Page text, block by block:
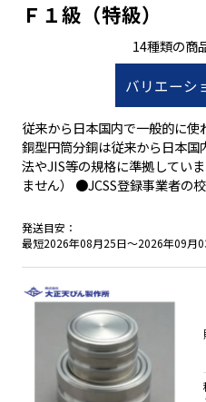
Ｆ１級（特級）
14種類の商
バリエーシ
従来から日本国内で一般的に
銅型円筒分銅は従来から日本
法やJIS等の規格に準拠してい
ません） ●JCSS登録事業者の
発送目安：
最短2026年08月25日～2026年09月